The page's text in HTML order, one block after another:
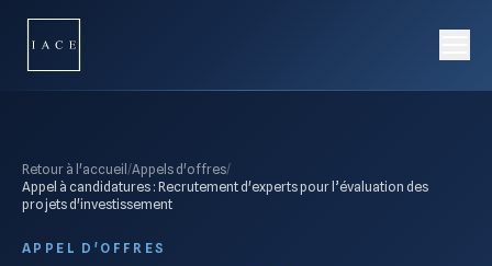
Retour à l'accueil /Appels d'offres/
Appel à candidatures : Recrutement d'experts pour l’évaluation des
projets d'investissement
APPEL D'OFFRES